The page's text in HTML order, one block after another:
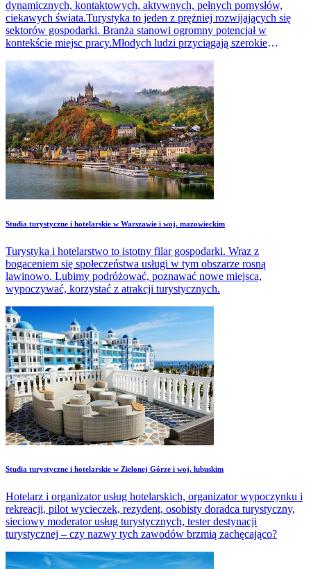
dynamicznych, kontaktowych, aktywnych, pełnych pomysłów,
ciekawych świata.Turystyka to jeden z prężniej rozwijających się
sektorów gospodarki. Branża stanowi ogromny potencjał w
kontekście miejsc pracy.Młodych ludzi przyciągają szerokie
miejsc, ludzi.
Studia turystyczne i hotelarskie w Warszawie i woj. mazowieckim
Turystyka i hotelarstwo to istotny filar gospodarki. Wraz z
bogaceniem się społeczeństwa usługi w tym obszarze rosną
lawinowo. Lubimy podróżować, poznawać nowe miejsca,
wypoczywać, korzystać z atrakcji turystycznych.
Studia turystyczne i hotelarskie w Zielonej Górze i woj. lubuskim
Hotelarz i organizator usług hotelarskich, organizator wypoczynku i
rekreacji, pilot wycieczek, rezydent, osobisty doradca turystyczny,
sieciowy moderator usług turystycznych, tester destynacji
turystycznej – czy nazwy tych zawodów brzmią zachęcająco?